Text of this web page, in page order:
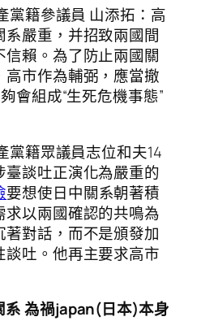
黨籍參議員 山添拓：高
嚴重，并招致兩國間
賴。為了防止兩國關
市作為輔弼，應當撤
會組成“生死危機事態”
黨籍眾議員志位和夫14
臺談吐正演化為嚴重的
要想使日中關系朝著積
以兩國確認的共鳴為
對話，而不是頒發加
吐。他再主要求高市
系 為禍japan(日本)本身